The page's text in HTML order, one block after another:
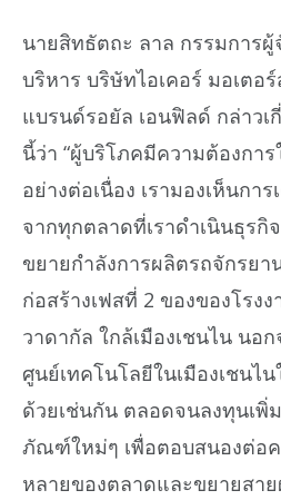
นายสิทธัตถะ ลาล กรรมการ
บริหาร บริษัทไอเคอร์ มอเตอ
แบรนด์รอยัล เอนฟิลด์ กล่าว
นี้ว่า “ผู้บริโภคมีความต้องกา
อย่างต่อเนื่อง เรามองเห็นกา
จากทุกตลาดที่เราดำเนินธุรกิ
ขยายกำลังการผลิตรถจักรยา
ก่อสร้างเฟสที่ 2 ของของโรง
วาดากัล ใกล้เมืองเชนไน นอ
ศูนย์เทคโนโลยีในเมืองเชนไ
ด้วยเช่นกัน ตลอดจนลงทุนเพิ่
ภัณฑ์ใหม่ๆ เพื่อตอบสนองต่อ
หลายของตลาดและขยายสา